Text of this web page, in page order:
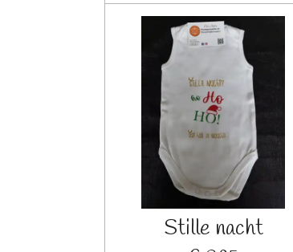
Stille nacht